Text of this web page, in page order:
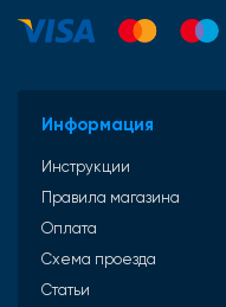
Информация
Инструкции
Правила магазина
Оплата
Схема проезда
Статьи